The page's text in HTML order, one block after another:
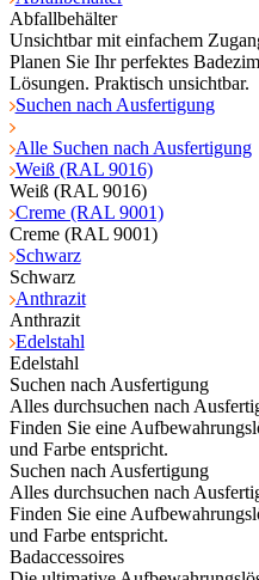
Abfallbehälter
Unsichtbar mit einfachem
Planen Sie Ihr perfektes
Lösungen. Praktisch unsichtbar.
Suchen nach Ausfertigung
Alle Suchen nach Ausfertigung
Weiß (RAL 9016)
Weiß (RAL 9016)
Creme (RAL 9001)
Creme (RAL 9001)
Schwarz
Schwarz
Anthrazit
Anthrazit
Edelstahl
Edelstahl
Suchen nach Ausfertigung
Alles durchsuchen nach
Finden Sie eine
und Farbe entspricht.
Suchen nach Ausfertigung
Alles durchsuchen nach
Finden Sie eine
und Farbe entspricht.
Badaccessoires